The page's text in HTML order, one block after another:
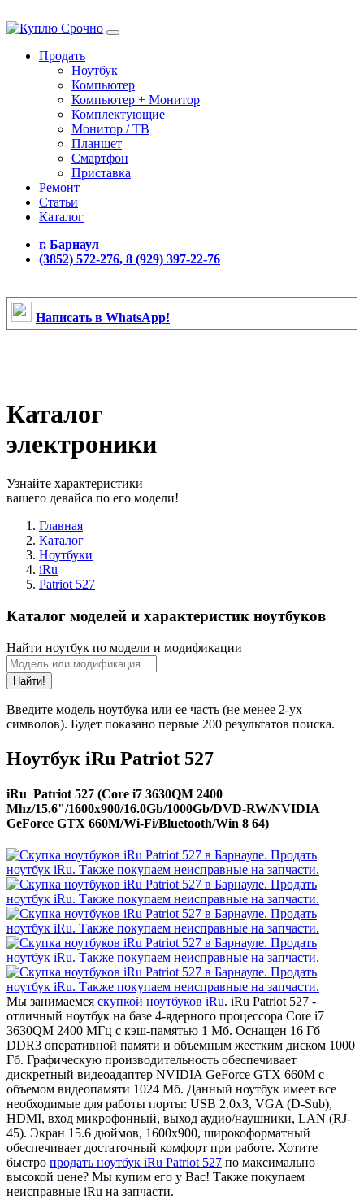
Продать
Ноутбук
Компьютер
Компьютер + Монитор
Комплектующие
Монитор / ТВ
Планшет
Смартфон
Приставка
Ремонт
Статьи
Каталог
г. Барнаул
(3852) 572-276, 8 (929) 397-22-76
Написать в WhatsApp!
Каталог
электроники
Узнайте характеристики
вашего девайса по его модели!
Главная
Каталог
Ноутбуки
iRu
Patriot 527
Каталог моделей и характеристик ноутбуков
Найти ноутбук по модели и модификации
Найти!
Введите модель ноутбука или ее часть (не менее 2-ух
символов). Будет показано первые 200 результатов поиска.
Ноутбук iRu Patriot 527
iRu Patriot 527 (Core i7 3630QM 2400
Mhz/15.6"/1600x900/16.0Gb/1000Gb/DVD-RW/NVIDIA
GeForce GTX 660M/Wi-Fi/Bluetooth/Win 8 64)
Мы занимаемся скупкой ноутбуков iRu. iRu Patriot 527 -
отличный ноутбук на базе 4-ядерного процессора Core i7
3630QM 2400 МГц с кэш-памятью 1 Мб. Оснащен 16 Гб
DDR3 оперативной памяти и объемным жестким диском 1000
Гб. Графическую производительность обеспечивает
дискретный видеоадаптер NVIDIA GeForce GTX 660M с
объемом видеопамяти 1024 Мб. Данный ноутбук имеет все
необходимые для работы порты: USB 2.0x3, VGA (D-Sub),
HDMI, вход микрофонный, выход аудио/наушники, LAN (RJ-
45). Экран 15.6 дюймов, 1600x900, широкоформатный
обеспечивает достаточный комфорт при работе. Хотите
быстро продать ноутбук iRu Patriot 527 по максимально
высокой цене? Мы купим его у Вас! Также покупаем
неисправные iRu на запчасти.